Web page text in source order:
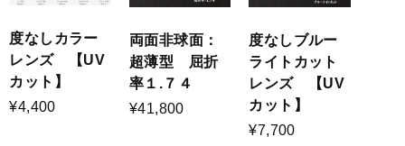
度なしカラー
レンズ 【UV
カット】
¥4,400
両面非球面：
超薄型 屈折
率１.７４
¥41,800
度なしブルー
ライトカット
レンズ 【UV
カット】
¥7,700